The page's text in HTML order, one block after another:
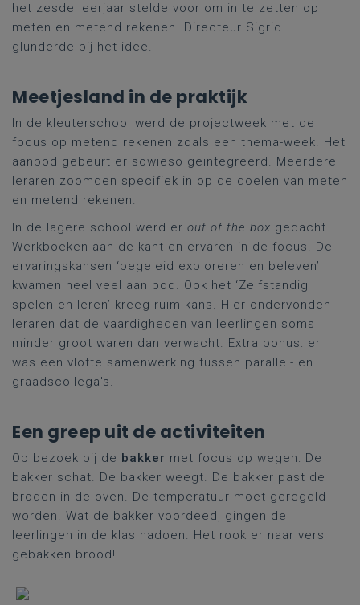
het zesde leerjaar stelde voor om in te zetten op
meten en metend rekenen. Directeur Sigrid
glunderde bij het idee.
Meetjesland in de praktijk
In de kleuterschool werd de projectweek met de
focus op metend rekenen zoals een thema-week. Het
aanbod gebeurt er sowieso geïntegreerd. Meerdere
leraren zoomden specifiek in op de doelen van meten
en metend rekenen.
In de lagere school werd er out of the box gedacht.
Werkboeken aan de kant en ervaren in de focus. De
ervaringskansen ‘begeleid exploreren en beleven’
kwamen heel veel aan bod. Ook het ‘Zelfstandig
spelen en leren’ kreeg ruim kans. Hier ondervonden
leraren dat de vaardigheden van leerlingen soms
minder groot waren dan verwacht. Extra bonus: er
was een vlotte samenwerking tussen parallel- en
graadscollega's.
Een greep uit de activiteiten
Op bezoek bij de bakker met focus op wegen: De
bakker schat. De bakker weegt. De bakker past de
broden in de oven. De temperatuur moet geregeld
worden. Wat de bakker voordeed, gingen de
leerlingen in de klas nadoen. Het rook er naar vers
gebakken brood!